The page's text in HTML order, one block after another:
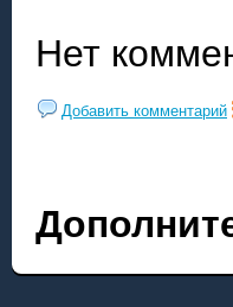
Нет
Добавить комментарий